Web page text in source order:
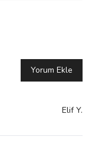
Yorum Ekle
Elif Y.